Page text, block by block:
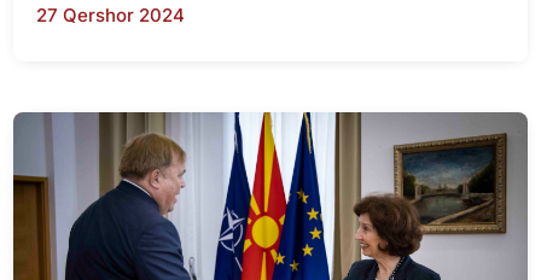
27 Qershor 2024